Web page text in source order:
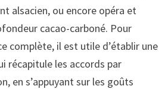
alsacien, ou encore opéra et
cacao-carboné. Pour
complète, il est utile d’établir une
récapitule les accords par
en s’appuyant sur les goûts